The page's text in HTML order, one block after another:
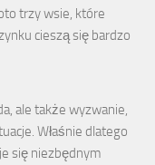
trzy wsie, które
cieszą się bardzo
ale także wyzwanie,
Właśnie dlatego
się niezbędnym